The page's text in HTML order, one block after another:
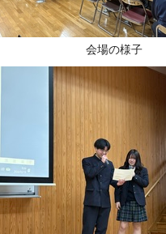
会場の様子